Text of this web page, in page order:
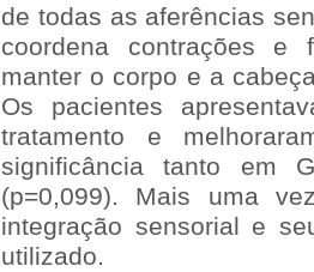
de todas as aferências
coordena contrações e
manter o corpo e a
Os pacientes
tratamento e
significância tanto em
(p=0,099). Mais uma
integração sensorial e
utilizado.